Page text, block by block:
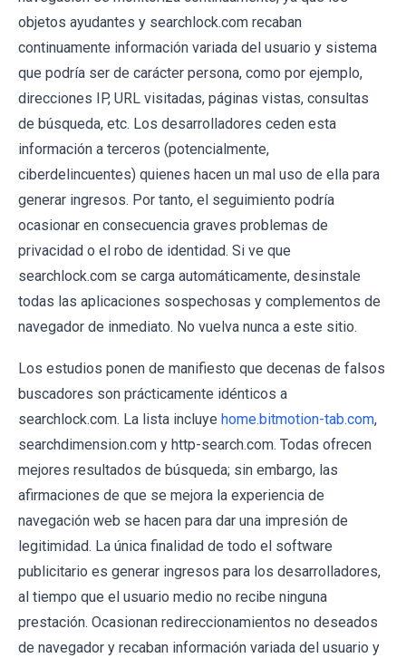
objetos ayudantes y searchlock.com recaban
continuamente información variada del usuario y sistema
que podría ser de carácter persona, como por ejemplo,
direcciones IP, URL visitadas, páginas vistas, consultas
de búsqueda, etc. Los desarrolladores ceden esta
información a terceros (potencialmente,
ciberdelincuentes) quienes hacen un mal uso de ella para
generar ingresos. Por tanto, el seguimiento podría
ocasionar en consecuencia graves problemas de
privacidad o el robo de identidad. Si ve que
searchlock.com se carga automáticamente, desinstale
todas las aplicaciones sospechosas y complementos de
navegador de inmediato. No vuelva nunca a este sitio.
Los estudios ponen de manifiesto que decenas de falsos
buscadores son prácticamente idénticos a
searchlock.com. La lista incluye home.bitmotion-tab.com,
searchdimension.com y http-search.com. Todas ofrecen
mejores resultados de búsqueda; sin embargo, las
afirmaciones de que se mejora la experiencia de
navegación web se hacen para dar una impresión de
legitimidad. La única finalidad de todo el software
publicitario es generar ingresos para los desarrolladores,
al tiempo que el usuario medio no recibe ninguna
prestación. Ocasionan redireccionamientos no deseados
de navegador y recaban información variada del usuario y